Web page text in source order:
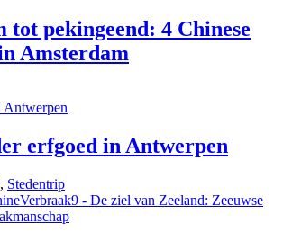
tot pekingeend: 4 Chinese
Amsterdam
erfgoed in Antwerpen
, Stedentrip